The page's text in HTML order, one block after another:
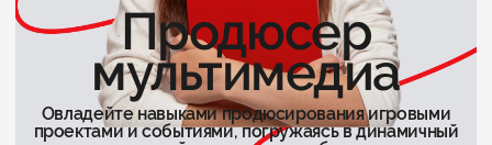
Продюсер
мультимедиа
Овладейте навыками продюсирования игровыми
проектами и событиями, погружаясь в динамичный